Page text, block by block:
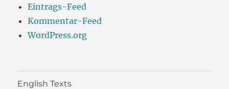
Eintrags-Feed
Kommentar-Feed
WordPress.org
English Texts